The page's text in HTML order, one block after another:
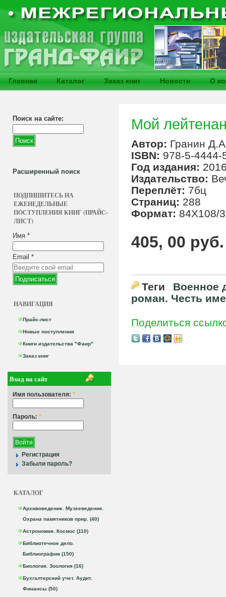
Главная Каталог Заказ книг Новости О
Поиск на сайте:
Расширенный поиск
ПОДПИШИТЕСЬ НА
ЕЖЕНЕДЕЛЬНЫЕ
ПОСТУПЛЕНИЯ КНИГ (ПРАЙС-
ЛИСТ)
Имя *
Email *
НАВИГАЦИЯ
Прайс-лист
Новые поступления
Книги издательства "Фаир"
Заказ книг
Вход на сайт
Имя пользователя: *
Пароль: *
Регистрация
Забыли пароль?
КАТАЛОГ
Архивоведение. Музееведение.
Охрана памятников прир. (40)
Астрономия. Космос (110)
Библиотечное дело.
Библиография (150)
Биология. Зоология (16)
Бухгалтерский учет. Аудит.
Финансы (50)
Мой
Автор: Гранин
ISBN: 978-5-4444-
Год издания:
Издательство:
Переплёт: 7бц
Страниц: 288
Формат: 84Х108/
405, 00 руб.
Теги
Военное
роман. Честь
Поделиться